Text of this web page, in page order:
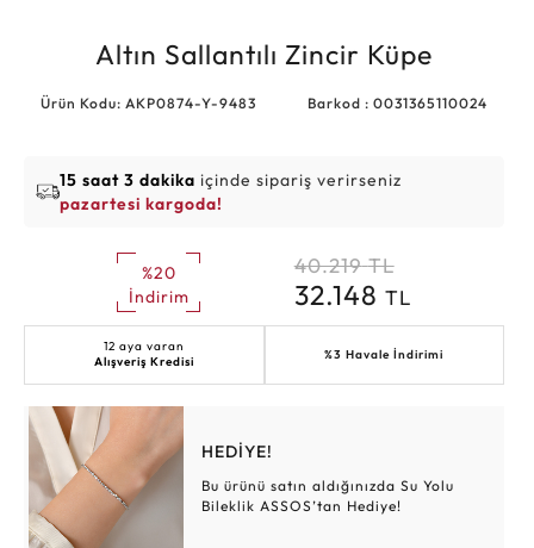
Altın Sallantılı Zincir Küpe
Ürün Kodu: AKP0874-Y-9483 Barkod : 0031365110024
15 saat 3 dakika içinde sipariş verirseniz
pazartesi kargoda!
%20
İndirim
40.219 TL
32.148 TL
12 aya varan
Alışveriş Kredisi
%3 Havale İndirimi
HEDİYE!
Bu ürünü satın aldığınızda Su Yolu
Bileklik ASSOS’tan Hediye!